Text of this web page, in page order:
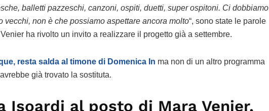
balletti pazzeschi, canzoni, ospiti, duetti, super ospitoni. Ci dobbiamo
vecchi, non è che possiamo aspettare ancora molto“, sono state le parole
ha rivolto un invito a realizzare il progetto già a settembre.
resta salda al timone di Domenica In ma non di un altro programma
già trovato la sostituta.
Isoardi al posto di Mara Venier,